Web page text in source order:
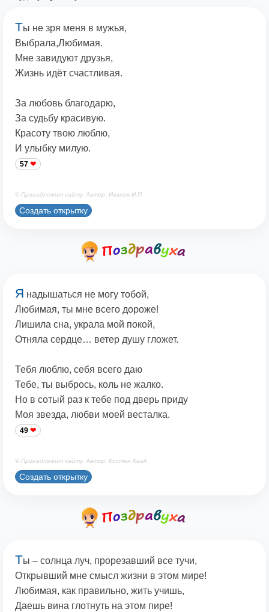
Ты не зря меня в мужья,
Выбрала,Любимая.
Мне завидуют друзья,
Жизнь идёт счастливая.
За любовь благодарю,
За судьбу красивую.
Красоту твою люблю,
И улыбку милую.
57
© Принадлежит сайту. Автор: Иванов И.П.
Создать открытку
Я надышаться не могу тобой,
Любимая, ты мне всего дороже!
Лишила сна, украла мой покой,
Отняла сердце… ветер душу гложет.
Тебя люблю, себя всего даю
Тебе, ты выбрось, коль не жалко.
Но в сотый раз к тебе под дверь приду
Моя звезда, любви моей весталка.
49
© Принадлежит сайту. Автор: Костен КавА
Создать открытку
Ты – солнца луч, прорезавший все тучи,
Открывший мне смысл жизни в этом мире!
Любимая, как правильно, жить учишь,
Даешь вина глотнуть на этом пире!